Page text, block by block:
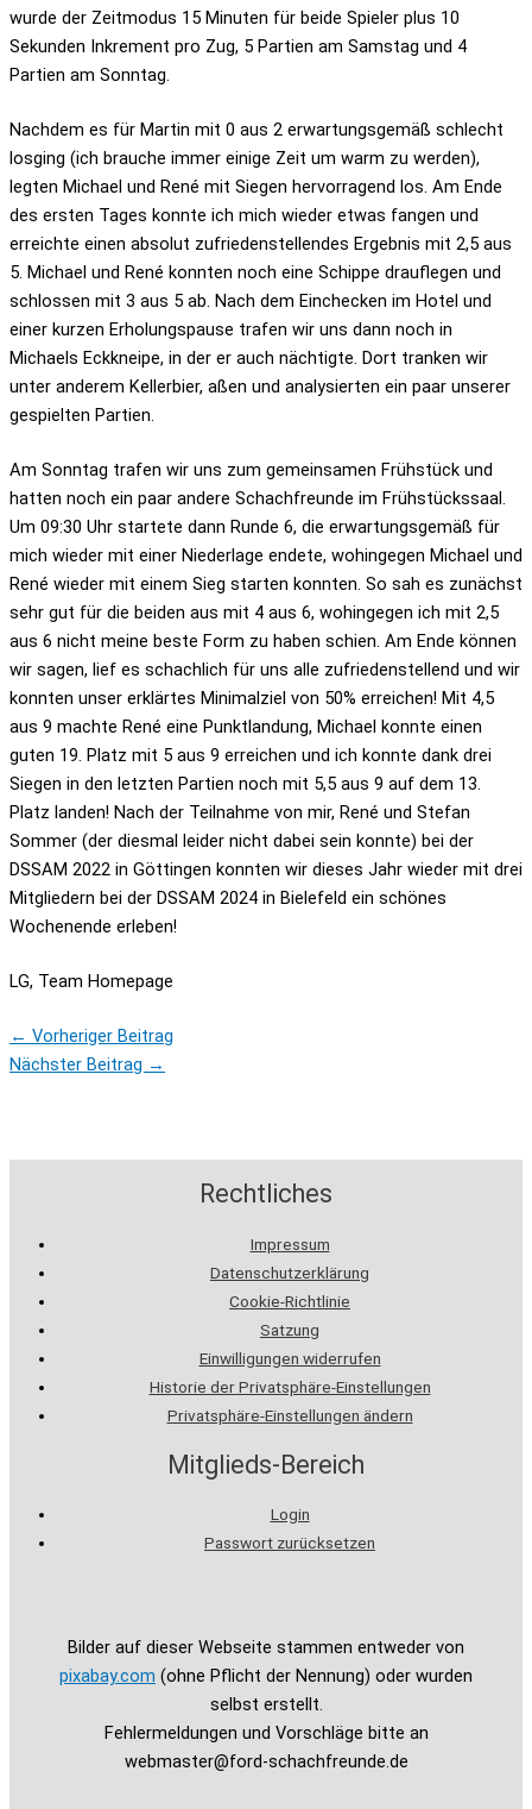
wurde der Zeitmodus 15 Minuten für beide Spieler plus 10
Sekunden Inkrement pro Zug, 5 Partien am Samstag und 4
Partien am Sonntag.
Nachdem es für Martin mit 0 aus 2 erwartungsgemäß schlecht
losging (ich brauche immer einige Zeit um warm zu werden),
legten Michael und René mit Siegen hervorragend los. Am Ende
des ersten Tages konnte ich mich wieder etwas fangen und
erreichte einen absolut zufriedenstellendes Ergebnis mit 2,5 aus
5. Michael und René konnten noch eine Schippe drauflegen und
schlossen mit 3 aus 5 ab. Nach dem Einchecken im Hotel und
einer kurzen Erholungspause trafen wir uns dann noch in
Michaels Eckkneipe, in der er auch nächtigte. Dort tranken wir
unter anderem Kellerbier, aßen und analysierten ein paar unserer
gespielten Partien.
Am Sonntag trafen wir uns zum gemeinsamen Frühstück und
hatten noch ein paar andere Schachfreunde im Frühstückssaal.
Um 09:30 Uhr startete dann Runde 6, die erwartungsgemäß für
mich wieder mit einer Niederlage endete, wohingegen Michael und
René wieder mit einem Sieg starten konnten. So sah es zunächst
sehr gut für die beiden aus mit 4 aus 6, wohingegen ich mit 2,5
aus 6 nicht meine beste Form zu haben schien. Am Ende können
wir sagen, lief es schachlich für uns alle zufriedenstellend und wir
konnten unser erklärtes Minimalziel von 50% erreichen! Mit 4,5
aus 9 machte René eine Punktlandung, Michael konnte einen
guten 19. Platz mit 5 aus 9 erreichen und ich konnte dank drei
Siegen in den letzten Partien noch mit 5,5 aus 9 auf dem 13.
Platz landen! Nach der Teilnahme von mir, René und Stefan
Sommer (der diesmal leider nicht dabei sein konnte) bei der
DSSAM 2022 in Göttingen konnten wir dieses Jahr wieder mit drei
Mitgliedern bei der DSSAM 2024 in Bielefeld ein schönes
Wochenende erleben!
LG, Team Homepage
← Vorheriger Beitrag
Nächster Beitrag →
Rechtliches
Impressum
Datenschutzerklärung
Cookie-Richtlinie
Satzung
Einwilligungen widerrufen
Historie der Privatsphäre-Einstellungen
Privatsphäre-Einstellungen ändern
Mitglieds-Bereich
Login
Passwort zurücksetzen
Bilder auf dieser Webseite stammen entweder von
pixabay.com (ohne Pflicht der Nennung) oder wurden
selbst erstellt.
Fehlermeldungen und Vorschläge bitte an
webmaster@ford-schachfreunde.de